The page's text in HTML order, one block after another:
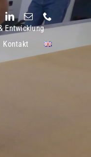
Entwicklung
Kontakt